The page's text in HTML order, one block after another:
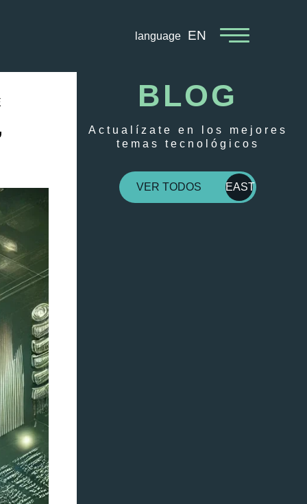
language EN
BLOG
Actualízate en los mejores
temas tecnológicos
VER TODOS EAST